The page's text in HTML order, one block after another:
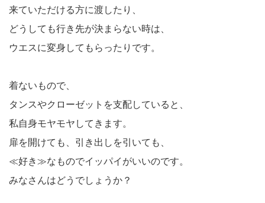
来ていただける方に渡したり、
どうしても行き先が決まらない時は、
ウエスに変身してもらったりです。
着ないもので、
タンスやクローゼットを支配していると、
私自身モヤモヤしてきます。
扉を開けても、引き出しを引いても、
≪好き≫なものでイッパイがいいのです。
みなさんはどうでしょうか？